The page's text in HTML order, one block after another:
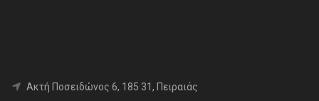
Aκτή Ποσειδώνος 6, 185 31, Πειραιάς